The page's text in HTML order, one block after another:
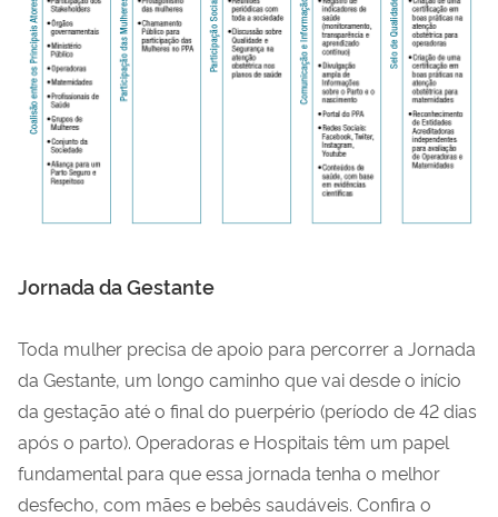
Jornada da Gestante
Toda mulher precisa de apoio para percorrer a Jornada
da Gestante, um longo caminho que vai desde o início
da gestação até o final do puerpério (período de 42 dias
após o parto). Operadoras e Hospitais têm um papel
fundamental para que essa jornada tenha o melhor
desfecho, com mães e bebês saudáveis. Confira o